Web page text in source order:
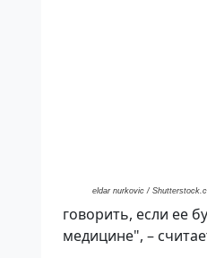
eldar nurkovic/
говорить, если ее
медицине", –